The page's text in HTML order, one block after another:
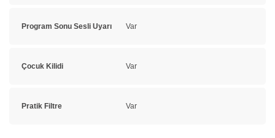
Program Sonu Sesli Uyarı Var
Çocuk Kilidi Var
Pratik Filtre Var